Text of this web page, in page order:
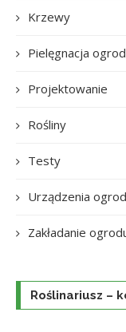
Krzewy
Pielęgnacja
Projektowanie
Rośliny
Testy
Urządzenia
Zakładanie
Roślinariusz –